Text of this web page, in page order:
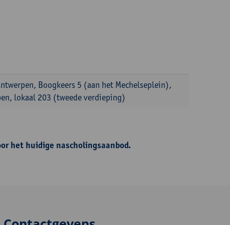
Boogkeers 5 (aan het Mechelseplein),
lokaal 203 (tweede verdieping)
het huidige nascholingsaanbod.